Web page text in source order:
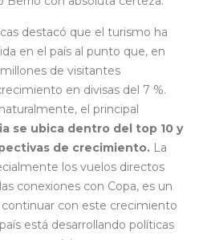
destacó que el turismo ha
en el país al punto que, en
de visitantes
en divisas del 7 %.
el principal
se ubica dentro del top 10 y
de crecimiento. La
los vuelos directos
conexiones con Copa, es un
con este crecimiento
está desarrollando políticas